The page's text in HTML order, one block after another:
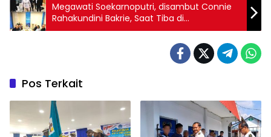
Megawati Soekarnoputri, disambut Connie
Rahakundini Bakrie, Saat Tiba di
St.Petersburg Rusia
Pos Terkait